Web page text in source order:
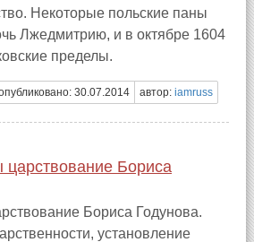
Некоторые польские паны
Лжедмитрию, и в октябре 1604
пределы.
30.07.2014 автор: iamruss
царствование Бориса
Бориса Годунова.
установление